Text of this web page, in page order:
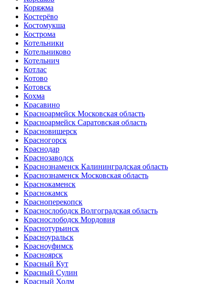
Коряжма
Костерёво
Костомукша
Кострома
Котельники
Котельниково
Котельнич
Котлас
Котово
Котовск
Кохма
Красавино
Красноармейск Московская область
Красноармейск Саратовская область
Красновишерск
Красногорск
Краснодар
Краснозаводск
Краснознаменск Калининградская область
Краснознаменск Московская область
Краснокаменск
Краснокамск
Красноперекопск
Краснослободск Волгоградская область
Краснослободск Мордовия
Краснотурьинск
Красноуральск
Красноуфимск
Красноярск
Красный Кут
Красный Сулин
Красный Холм